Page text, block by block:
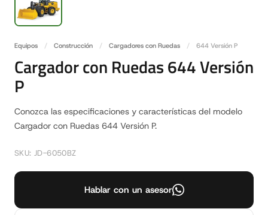
Equipos / Construcción / Cargadores con Ruedas / 644 Versión P
Cargador con Ruedas 644 Versión
P
Conozca las especificaciones y características del modelo
Cargador con Ruedas 644 Versión P.
SKU: JD-6050BZ
Hablar con un asesor